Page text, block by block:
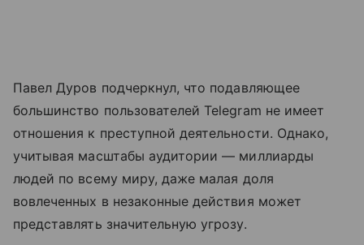
Павел Дуров подчеркнул, что подавляющее
большинство пользователей Telegram не имеет
отношения к преступной деятельности. Однако,
учитывая масштабы аудитории — миллиарды
людей по всему миру, даже малая доля
вовлеченных в незаконные действия может
представлять значительную угрозу.